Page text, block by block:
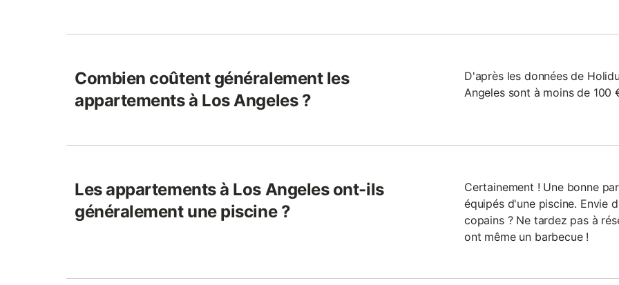
Combien coûtent généralement les
appartements à Los Angeles ?
D'après les données de
Angeles sont à moins de 100
Les appartements à Los Angeles ont-ils
généralement une piscine ?
Certainement ! Une bonne
équipés d'une piscine. Envie
copains ? Ne tardez pas à
ont même un barbecue !